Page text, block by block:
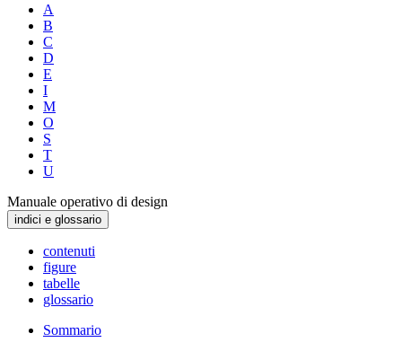
A
B
C
D
E
I
M
O
S
T
U
Manuale operativo di design
indici e glossario
contenuti
figure
tabelle
glossario
Sommario